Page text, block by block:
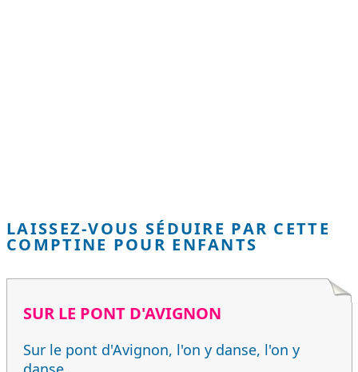
LAISSEZ-VOUS SÉDUIRE PAR CETTE
COMPTINE POUR ENFANTS
SUR LE PONT D'AVIGNON
Sur le pont d'Avignon, l'on y danse, l'on y